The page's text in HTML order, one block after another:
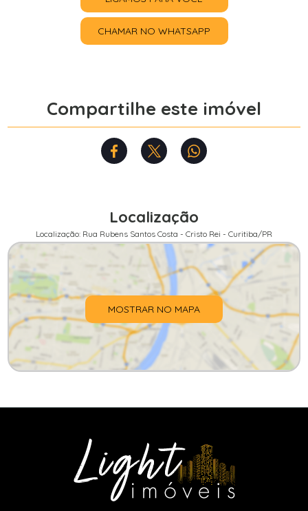
CHAMAR NO WHATSAPP
Compartilhe este imóvel
Localização
Localização: Rua Rubens Santos Costa - Cristo Rei - Curitiba/PR
MOSTRAR NO MAPA